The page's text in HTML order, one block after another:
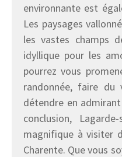
environnante est
Les paysages
les vastes champs
idyllique pour les
pourrez vous
randonnée, faire du
détendre en
conclusion,
magnifique à visiter
Charente. Que vous